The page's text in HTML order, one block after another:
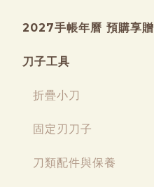
2027手帳年曆 預購享
刀子工具
折疊小刀
固定刃刀子
刀類配件與保養